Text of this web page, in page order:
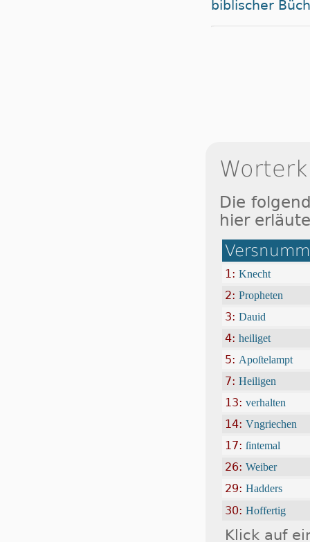
biblischer
Die
hier
1: Knecht
2: Propheten
3: Dauid
4: heiliget
5: Apoſtelampt
7: Heiligen
13: verhalten
14: Vngriechen
17: ſintemal
26: Wei­ber
29: Hadders
30: Hoffertig
Klick auf